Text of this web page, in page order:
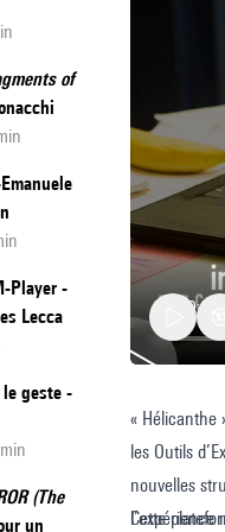
of
Player -
Lecca
geste -
(The
un
La
«
« Hélicanthe
les Outils
nouvelles
l’expérience
Cette